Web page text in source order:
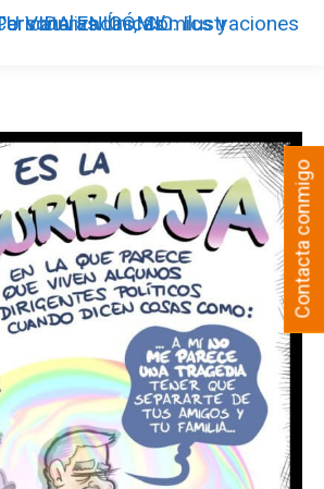
Contacta conmigo